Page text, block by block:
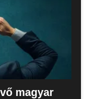
magyar